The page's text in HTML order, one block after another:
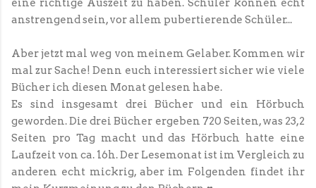
anstrengend sein, vor allem pubertierende Schüler...
Aber jetzt mal weg von meinem Gelaber. Kommen wir
mal zur Sache! Denn euch interessiert sicher wie viele
Bücher ich diesen Monat gelesen habe.
Es sind insgesamt drei Bücher und ein Hörbuch
geworden. Die drei Bücher ergeben 720 Seiten, was 23,2
Seiten pro Tag macht und das Hörbuch hatte eine
Laufzeit von ca. 16h. Der Lesemonat ist im Vergleich zu
anderen echt mickrig, aber im Folgenden findet ihr